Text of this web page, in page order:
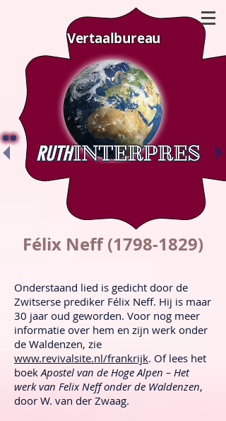
Vertaalbureau
Félix Neff(1798-1829)
Onderstaand lied is gedicht door de
Zwitserse prediker Félix Neff. Hij is maar
30 jaar oud geworden. Voor nog meer
informatie over hem en zijn werk onder
de Waldenzen, zie
www.revivalsite.nl/frankrijk. Of lees het
boekApostel van de Hoge Alpen – Het
werk van Felix Neff onder de Waldenzen,
door W. van der Zwaag.